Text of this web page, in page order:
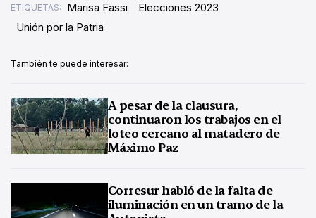
ETIQUETAS: Marisa Fassi
Elecciones 2023
Unión por la Patria
También te puede interesar:
A pesar de la clausura,
continuaron los trabajos en el
loteo cercano al matadero de
Máximo Paz
Corresur habló de la falta de
iluminación en un tramo de la